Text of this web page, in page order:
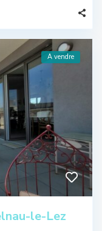
A vendre
le-Lez